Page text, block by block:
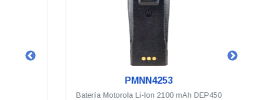
PMNN4253
Batería Motorola Li-Ion 2100 mAh DEP450